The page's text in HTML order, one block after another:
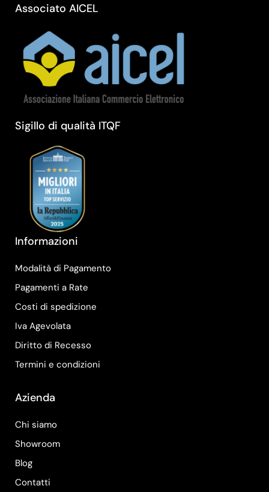
Associato AICEL
Sigillo di qualità ITQF
Informazioni
Modalità di Pagamento
Pagamenti a Rate
Costi di spedizione
Iva Agevolata
Diritto di Recesso
Termini e condizioni
Azienda
Chi siamo
Showroom
Blog
Contatti